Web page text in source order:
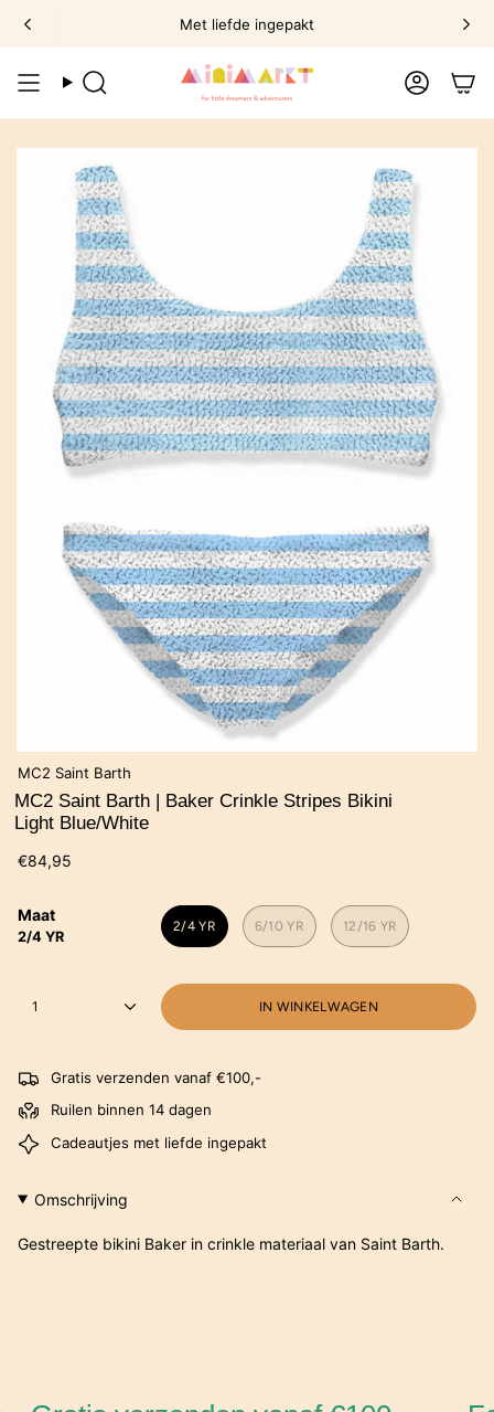
naar
Met liefde ingepakt
Zoek Account
MC2 Saint Barth
MC2 Saint Barth | Baker Crinkle Stripes Bikini
Light Blue/White
€84,95
Maat
2/4 YR
2/4 YR 6/10 YR 12/16 YR
1 IN WINKELWAGEN
Gratis verzenden vanaf €100,-
Ruilen binnen 14 dagen
Cadeautjes met liefde ingepakt
Omschrijving
Gestreepte bikini Baker in crinkle materiaal van Saint Barth.